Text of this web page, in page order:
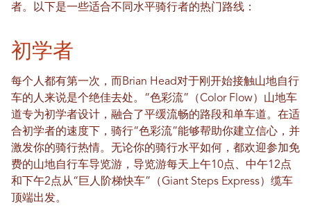
者。以下是一些适合不同水平骑行者的热门路线：
初学者
每个人都有第一次，而Brian Head对于刚开始接触山地自行
车的人来说是个绝佳去处。“色彩流”（Color Flow）山地车
道专为初学者设计，融合了平缓流畅的路段和单车道。在适
合初学者的速度下，骑行“色彩流”能够帮助你建立信心，并
激发你的骑行热情。无论你的骑行水平如何，都欢迎参加免
费的山地自行车导览游，导览游每天上午10点、中午12点
和下午2点从“巨人阶梯快车”（Giant Steps Express）缆车
顶端出发。